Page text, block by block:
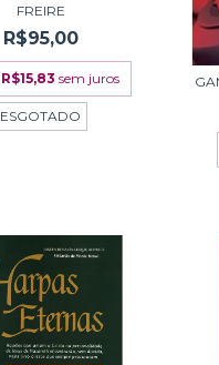
FREIRE
R$95,00
R$15,83 sem juros
ESGOTADO